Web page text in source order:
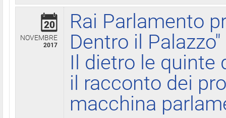
20
NOVEMBRE
2017
Rai Parlamento
Dentro il Palazzo"
Il dietro le quinte
il racconto dei
macchina